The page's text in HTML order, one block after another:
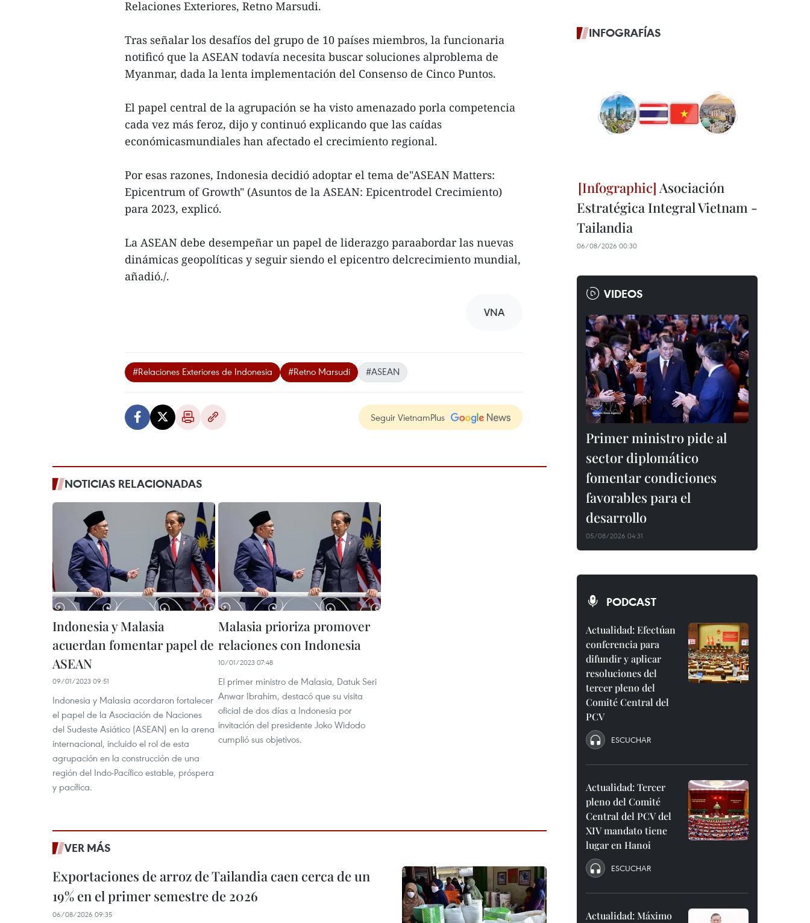
Relaciones Exteriores, Retno Marsudi.
Tras señalar los desafíos del grupo de 10 países miembros, la funcionaria
notificó que la ASEAN todavía necesita buscar soluciones alproblema de
Myanmar, dada la lenta implementación del Consenso de Cinco Puntos.
El papel central de la agrupación se ha visto amenazado porla competencia
cada vez más feroz, dijo y continuó explicando que las caídas
económicasmundiales han afectado el crecimiento regional.
Por esas razones, Indonesia decidió adoptar el tema de"ASEAN Matters:
Epicentrum of Growth" (Asuntos de la ASEAN: Epicentrodel Crecimiento)
para 2023, explicó.
La ASEAN debe desempeñar un papel de liderazgo paraabordar las nuevas
dinámicas geopolíticas y seguir siendo el epicentro delcrecimiento mundial,
añadió./.
VNA
#Relaciones Exteriores de Indonesia #Retno Marsudi #ASEAN
Seguir VietnamPlus
NOTICIAS RELACIONADAS
Indonesia y Malasia
acuerdan fomentar papel de
ASEAN
09/01/2023 09:51
Indonesia y Malasia acordaron fortalecer
el papel de la Asociación de Naciones
del Sudeste Asiático (ASEAN) en la arena
internacional, incluido el rol de esta
agrupación en la construcción de una
región del Indo-Pacífico estable, próspera
y pacífica.
Malasia prioriza promover
relaciones con Indonesia
10/01/2023 07:48
El primer ministro de Malasia, Datuk Seri
Anwar Ibrahim, destacó que su visita
oficial de dos días a Indonesia por
invitación del presidente Joko Widodo
cumplió sus objetivos.
VER MÁS
Exportaciones de arroz de Tailandia caen cerca de un
19% en el primer semestre de 2026
06/08/2026 09:35
INFOGRAFÍAS
Asociación
Estratégica Integral Vietnam -
Tailandia
06/08/2026 00:30
VIDEOS
Primer ministro pide al
sector diplomático
fomentar condiciones
favorables para el
desarrollo
05/08/2026 04:31
PODCAST
Actualidad: Efectúan
conferencia para
difundir y aplicar
resoluciones del
tercer pleno del
Comité Central del
PCV
ESCUCHAR
Actualidad: Tercer
pleno del Comité
Central del PCV del
XIV mandato tiene
lugar en Hanoi
ESCUCHAR
Actualidad: Máximo